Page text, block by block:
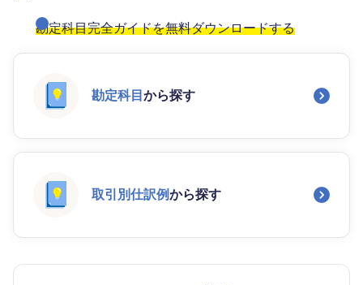
勘定科目完全ガイドを無料ダウンロードする
勘定科目 から探す
取引別仕訳例から探す